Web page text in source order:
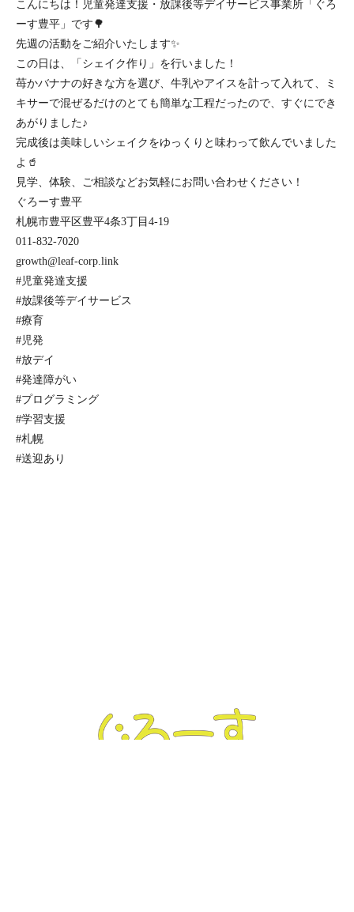
こんにちは！児童発達支援・放課後等デイサービス事業所「ぐろ
ーす豊平」です🌳
先週の活動をご紹介いたします✨
この日は、「シェイク作り」を行いました！
苺かバナナの好きな方を選び、牛乳やアイスを計って入れて、ミ
キサーで混ぜるだけのとても簡単な工程だったので、すぐにでき
あがりました♪
完成後は美味しいシェイクをゆっくりと味わって飲んでいました
よ🥤
見学、体験、ご相談などお気軽にお問い合わせください！
ぐろーす豊平
札幌市豊平区豊平4条3丁目4-19
011-832-7020
growth@leaf-corp.link
#児童発達支援
#放課後等デイサービス
#療育
#児発
#放デイ
#発達障がい
#プログラミング
#学習支援
#札幌
#送迎あり